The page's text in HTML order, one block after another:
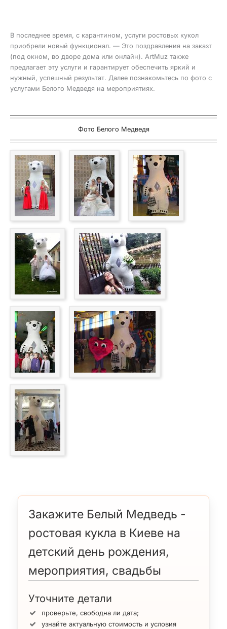
В последнее время, с карантином, услуги ростовых кукол
приобрели новый функционал. — Это поздравления на заказт
(под окном, во дворе дома или онлайн). ArtMuz также
предлагает эту услуги и гарантирует обеспечить яркий и
нужный, успешный результат. Далее познакомьтесь по фото с
услугами Белого Медведя на мероприятиях.
Фото Белого Медведя
Закажите Белый Медведь -
ростовая кукла в Киеве на
детский день рождения,
мероприятия, свадьбы
Уточните детали
проверьте, свободна ли дата;
узнайте актуальную стоимость и условия